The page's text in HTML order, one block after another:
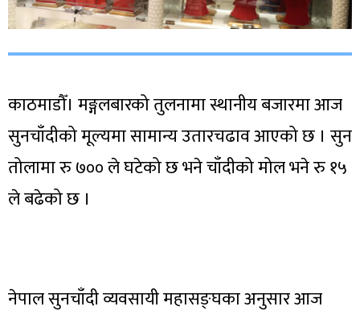
काठमाडौँ। मङ्गलबारको तुलनामा स्थानीय बजारमा आज
सुनचाँदीको मूल्यमा सामान्य उतारचढाव आएको छ । सुन
तोलामा रु ७०० ले घटेको छ भने चाँदीको मोल भने रु १५
ले बढेको छ ।
नेपाल सुनचाँदी व्यवसायी महासङ्घका अनुसार आज